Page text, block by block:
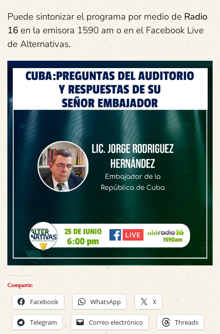
Puede sintonizar el programa por medio de Radio
16 en la emisora 1590 am o en el Facebook Live
de Alternativas.
Compartir:
Facebook WhatsApp X
Telegram Correo electrónico Threads